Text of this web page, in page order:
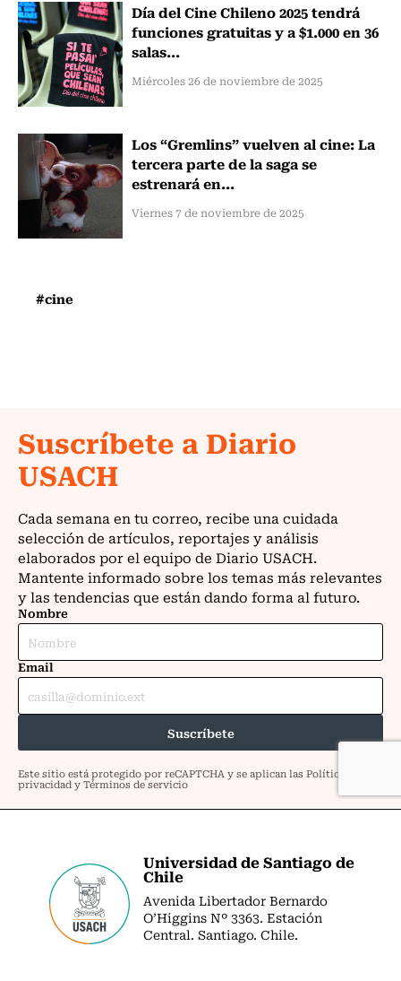
Día del Cine Chileno 2025 tendrá
funciones gratuitas y a $1.000 en 36
salas...
Miércoles 26 de noviembre de 2025
Los “Gremlins” vuelven al cine: La
tercera parte de la saga se
estrenará en...
Viernes 7 de noviembre de 2025
#cine
Universidad de Santiago de
Chile
Avenida Libertador Bernardo
O’Higgins Nº 3363. Estación
Central. Santiago. Chile.